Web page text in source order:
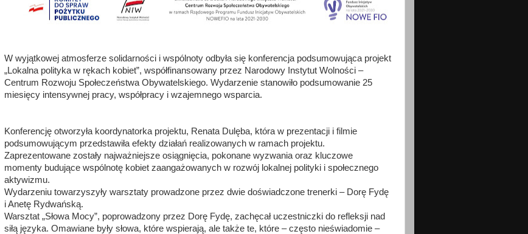
W wyjątkowej atmosferze solidarności i wspólnoty odbyła się konferencja podsumowująca projekt
„Lokalna polityka w rękach kobiet”, współfinansowany przez Narodowy Instytut Wolności –
Centrum Rozwoju Społeczeństwa Obywatelskiego. Wydarzenie stanowiło podsumowanie 25
miesięcy intensywnej pracy, współpracy i wzajemnego wsparcia.
Konferencję otworzyła koordynatorka projektu, Renata Dulęba, która w prezentacji i filmie
podsumowującym przedstawiła efekty działań realizowanych w ramach projektu.
Zaprezentowane zostały najważniejsze osiągnięcia, pokonane wyzwania oraz kluczowe
momenty budujące wspólnotę kobiet zaangażowanych w rozwój lokalnej polityki i społecznego
aktywizmu.
Wydarzeniu towarzyszyły warsztaty prowadzone przez dwie doświadczone trenerki – Dorę Fydę
i Anetę Rydwańską.
Warsztat „Słowa Mocy”, poprowadzony przez Dorę Fydę, zachęcał uczestniczki do refleksji nad
siłą języka. Omawiane były słowa, które wspierają, ale także te, które – często nieświadomie –